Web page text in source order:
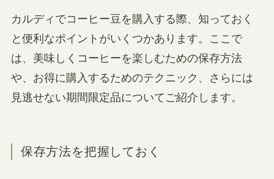
カルディでコーヒー豆を購入する際、知っておく
と便利なポイントがいくつかあります。ここで
は、美味しくコーヒーを楽しむための保存方法
や、お得に購入するためのテクニック、さらには
見逃せない期間限定品についてご紹介します。
保存方法を把握しておく